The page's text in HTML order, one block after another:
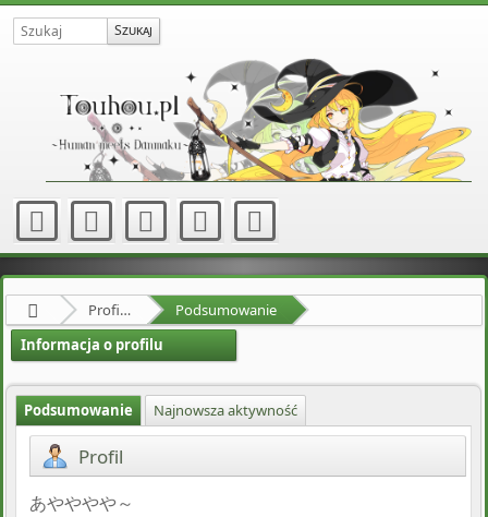
Profil użytkownika Raion
Podsumowanie
Informacja o profilu
Podsumowanie Najnowsza aktywność
Profil
あやややや～